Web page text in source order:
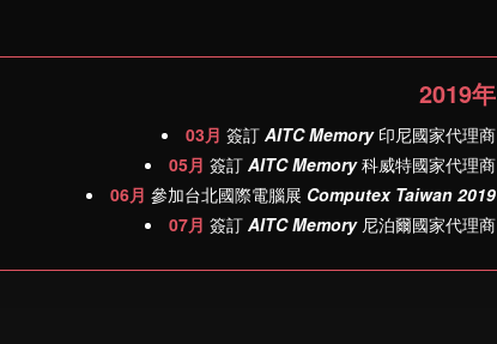
2019年
03月 簽訂 AITC Memory印尼國家代理商
05月 簽訂 AITC Memory科威特國家代理商
06月 參加台北國際電腦展 Computex Taiwan 2019
07月 簽訂 AITC Memory尼泊爾國家代理商